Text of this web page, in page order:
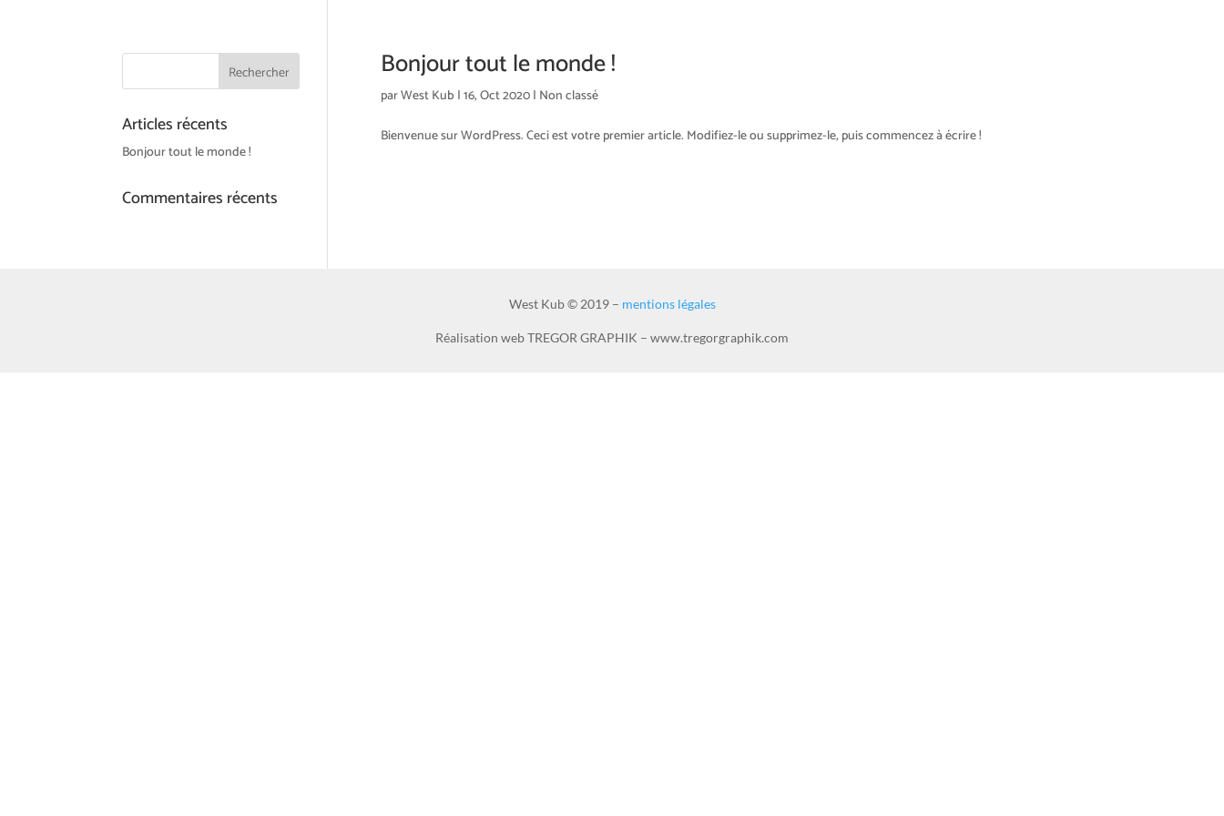
Bonjour tout le monde !
parWest Kub |16, Oct 2020| Non classé
Bienvenue sur WordPress. Ceci est votre premier article. Modifiez-le ou supprimez-le, puis commencez à écrire !
Articles récents
Bonjour tout le monde !
Commentaires récents
West Kub © 2019 – mentions légales
Réalisation web TREGOR GRAPHIK – www.tregorgraphik.com